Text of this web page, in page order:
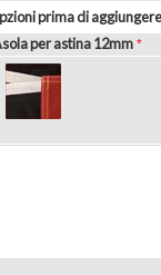
prima di
per astina 12mm